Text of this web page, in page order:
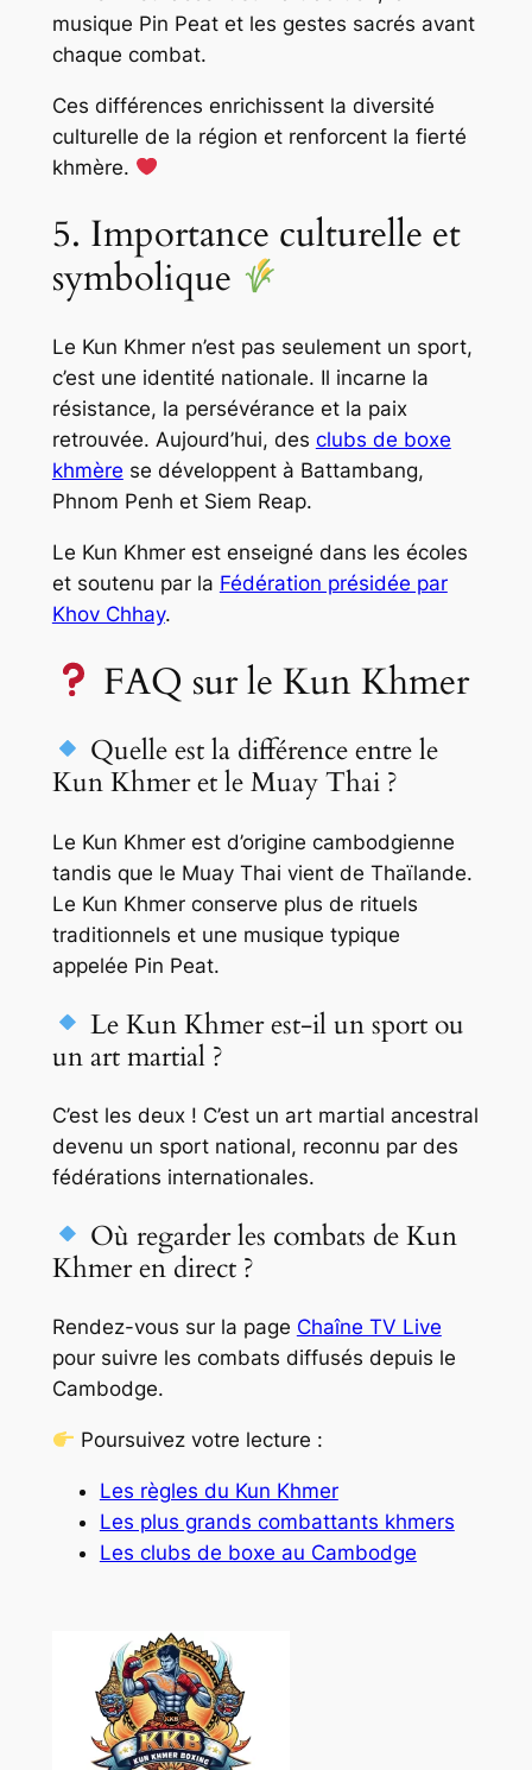
musique Pin Peatet les gestes sacrés avant
chaque combat.
Ces différences enrichissent la diversité
culturelle de la région et renforcent la fierté
khmère.
5. Importance culturelle et
symbolique
Le Kun Khmer n’est pas seulement un sport,
c’est une identité nationale. Il incarne la
résistance, la persévérance et la paix
retrouvée. Aujourd’hui, des clubs de boxe
khmère se développent à Battambang,
Phnom Penh et Siem Reap.
Le Kun Khmer est enseigné dans les écoles
et soutenu par la Fédération présidée par
Khov Chhay.
FAQ sur le Kun Khmer
Quelle est la différence entre le
Kun Khmer et le Muay Thai ?
Le Kun Khmer est d’origine cambodgienne
tandis que le Muay Thai vient de Thaïlande.
Le Kun Khmer conserve plus de rituels
traditionnels et une musique typique
appelée Pin Peat.
Le Kun Khmer est-il un sport ou
un art martial ?
C’est les deux ! C’est un art martial ancestral
devenu un sport national, reconnu par des
fédérations internationales.
Où regarder les combats de Kun
Khmer en direct ?
Rendez-vous sur la page Chaîne TV Live
pour suivre les combats diffusés depuis le
Cambodge.
Poursuivez votre lecture :
Les règles du Kun Khmer
Les plus grands combattants khmers
Les clubs de boxe au Cambodge